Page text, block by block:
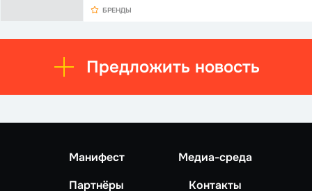
БРЕНДЫ
Предложить новость
Манифест
Медиа-среда
Партнёры
Контакты